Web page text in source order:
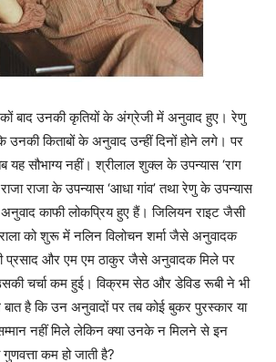
बाद उनकी कृतियों के अंग्रेजी में अनुवाद हुए। रेणु
उनकी किताबों के अनुवाद उन्हीं दिनों होने लगे। पर
यह सौभाग्य नहीं। श्रीलाल शुक्ल के उपन्यास ‘राग
राजा राजा के उपन्यास ‘आधा गांव’ तथा रेणु के उपन्यास
काफी लोकप्रिय हुए हैं। जिलियन राइट जैसी
को शुरू में नलिन विलोचन शर्मा जैसे अनुवादक
प्रसाद और एम एम ठाकुर जैसे अनुवादक मिले पर
चर्चा कम हुई। विक्रम सेठ और डेविड रूबी ने भी
है कि उन अनुवादों पर तब कोई बुकर पुरस्कार या
नहीं मिले लेकिन क्या उनके न मिलने से इन
कम हो जाती है?